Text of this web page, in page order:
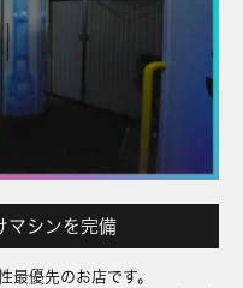
マシンを完備
最優先のお店です。